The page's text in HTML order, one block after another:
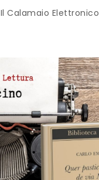
Il Calamaio Elettronico